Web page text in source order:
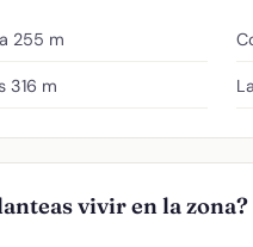
255 m
316 m
vivir en la zona?